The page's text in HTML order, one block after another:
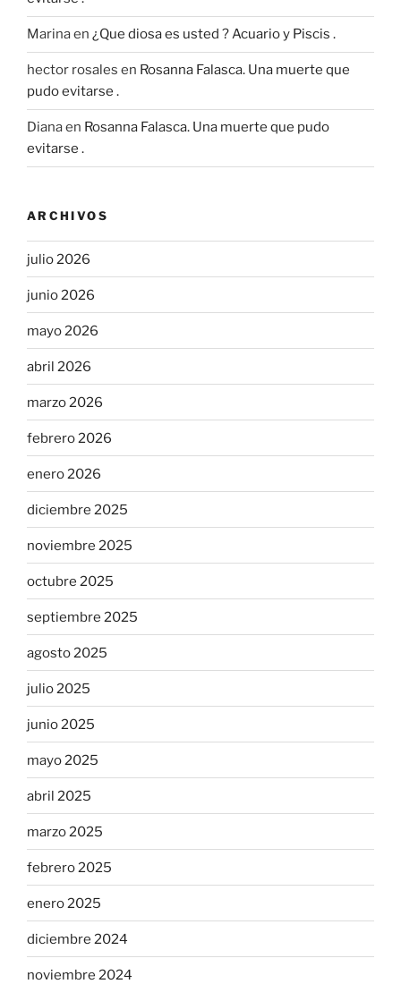
Marinaen ¿Que diosa es usted ? Acuario y Piscis .
hector rosales en Rosanna Falasca. Una muerte que
pudo evitarse .
Dianaen Rosanna Falasca. Una muerte que pudo
evitarse .
ARCHIVOS
julio 2026
junio 2026
mayo 2026
abril 2026
marzo 2026
febrero 2026
enero 2026
diciembre 2025
noviembre 2025
octubre 2025
septiembre 2025
agosto 2025
julio 2025
junio 2025
mayo 2025
abril 2025
marzo 2025
febrero 2025
enero 2025
diciembre 2024
noviembre 2024